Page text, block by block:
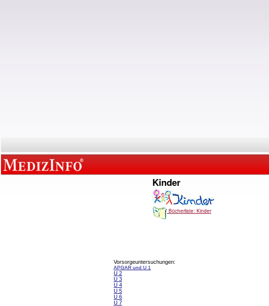
Kinder
Bücherliste: Kinder
Vorsorgeuntersuchungen:
APGAR und U 1
U 2
U 3
U 4
U 5
U 6
U 7